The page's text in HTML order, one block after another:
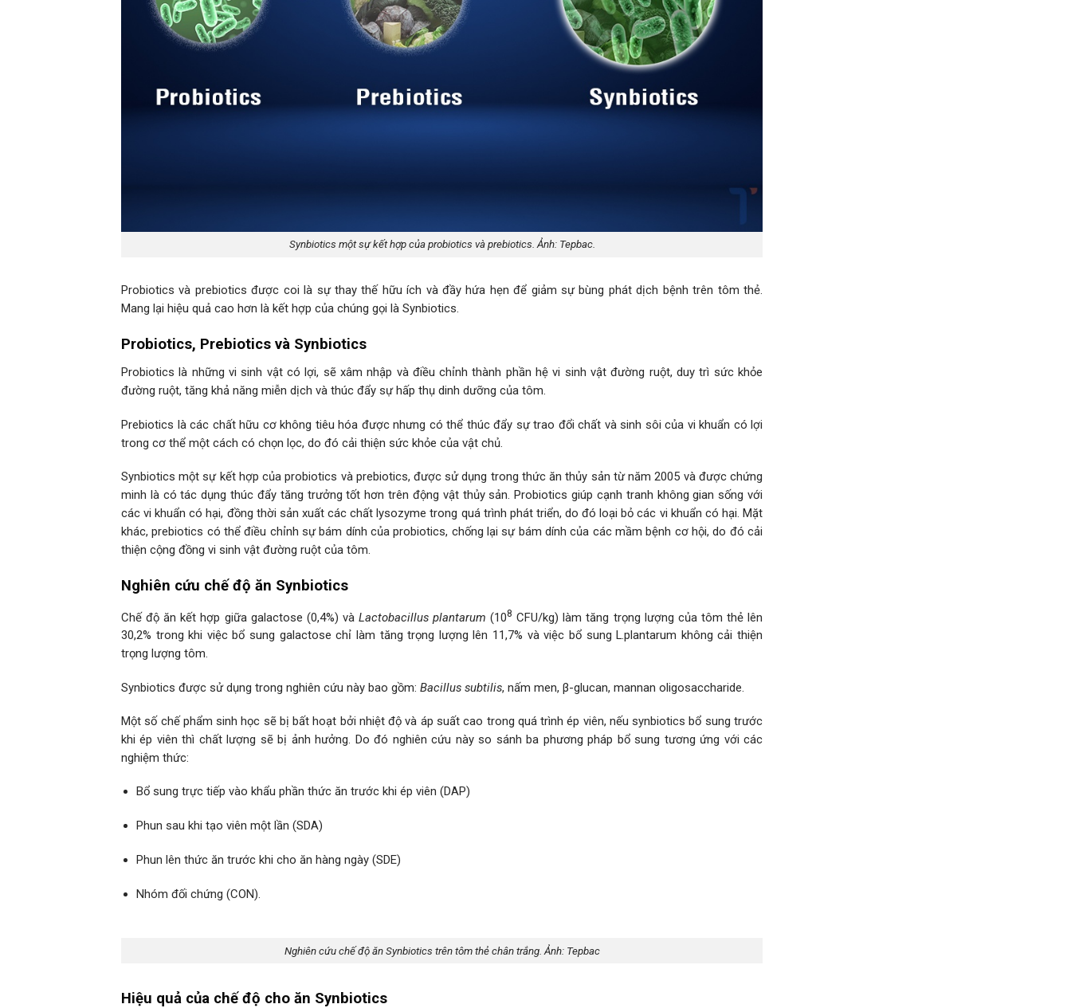
Synbiotics một sự kết hợp của probiotics và prebiotics. Ảnh: Tepbac.
Probiotics và prebiotics được coi là sự thay thế hữu ích và đầy hứa hẹn để giảm sự bùng phát dịch bệnh trên tôm thẻ.
Mang lại hiệu quả cao hơn là kết hợp của chúng gọi là Synbiotics.
Probiotics, Prebiotics và Synbiotics
Probiotics là những vi sinh vật có lợi, sẽ xâm nhập và điều chỉnh thành phần hệ vi sinh vật đường ruột, duy trì sức khỏe
đường ruột, tăng khả năng miễn dịch và thúc đẩy sự hấp thụ dinh dưỡng của tôm.
Prebiotics là các chất hữu cơ không tiêu hóa được nhưng có thể thúc đẩy sự trao đổi chất và sinh sôi của vi khuẩn có lợi
trong cơ thể một cách có chọn lọc, do đó cải thiện sức khỏe của vật chủ.
Synbiotics một sự kết hợp của probiotics và prebiotics, được sử dụng trong thức ăn thủy sản từ năm 2005 và được chứng
minh là có tác dụng thúc đẩy tăng trưởng tốt hơn trên động vật thủy sản. Probiotics giúp cạnh tranh không gian sống với
các vi khuẩn có hại, đồng thời sản xuất các chất lysozyme trong quá trình phát triển, do đó loại bỏ các vi khuẩn có hại. Mặt
khác, prebiotics có thể điều chỉnh sự bám dính của probiotics, chống lại sự bám dính của các mầm bệnh cơ hội, do đó cải
thiện cộng đồng vi sinh vật đường ruột của tôm.
Nghiên cứu chế độ ăn Synbiotics
Chế độ ăn kết hợp giữa galactose (0,4%) và Lactobacillus plantarum (108 CFU/kg) làm tăng trọng lượng của tôm thẻ lên
30,2% trong khi việc bổ sung galactose chỉ làm tăng trọng lượng lên 11,7% và việc bổ sung L.plantarum không cải thiện
trọng lượng tôm.
Synbiotics được sử dụng trong nghiên cứu này bao gồm: Bacillus subtilis, nấm men, β-glucan, mannan oligosaccharide.
Một số chế phẩm sinh học sẽ bị bất hoạt bởi nhiệt độ và áp suất cao trong quá trình ép viên, nếu synbiotics bổ sung trước
khi ép viên thì chất lượng sẽ bị ảnh hưởng. Do đó nghiên cứu này so sánh ba phương pháp bổ sung tương ứng với các
nghiệm thức:
Bổ sung trực tiếp vào khẩu phần thức ăn trước khi ép viên (DAP)
Phun sau khi tạo viên một lần (SDA)
Phun lên thức ăn trước khi cho ăn hàng ngày (SDE)
Nhóm đối chứng (CON).
Nghiên cứu chế độ ăn Synbiotics trên tôm thẻ chân trắng. Ảnh: Tepbac
Hiệu quả của chế độ cho ăn Synbiotics